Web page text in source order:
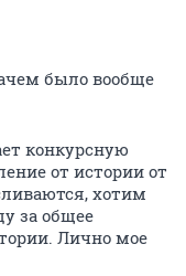
было вообще
конкурсную
от истории от
хотим
за общее
Лично мое